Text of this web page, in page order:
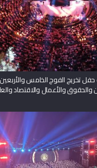
تخريج الفوج الخامس
والأعمال والاقتصاد